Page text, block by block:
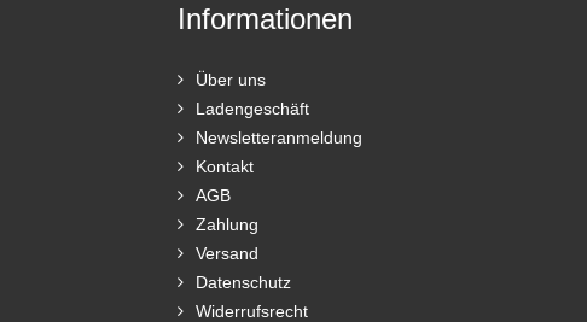
Informationen
Über uns
Ladengeschäft
Newsletteranmeldung
Kontakt
AGB
Zahlung
Versand
Datenschutz
Widerrufsrecht